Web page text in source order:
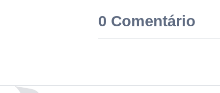
0 Comentário